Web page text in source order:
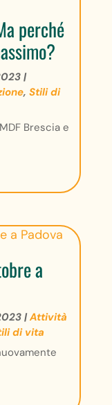
perché
|
, Stili di
Brescia e
a
|Attività
di vita